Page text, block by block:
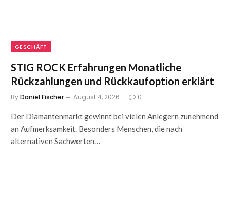
GESCHÄFT
STIG ROCK Erfahrungen Monatliche
Rückzahlungen und Rückkaufoption erklärt
ByDaniel Fischer August 4, 2026 0
Der Diamantenmarkt gewinnt bei vielen Anlegern zunehmend
an Aufmerksamkeit. Besonders Menschen, die nach
alternativen Sachwerten…